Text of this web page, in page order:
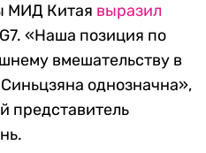
МИД Китая выразил
«Наша позиция по
вмешательству в
однозначна»,
представитель